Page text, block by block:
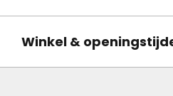
Winkel &